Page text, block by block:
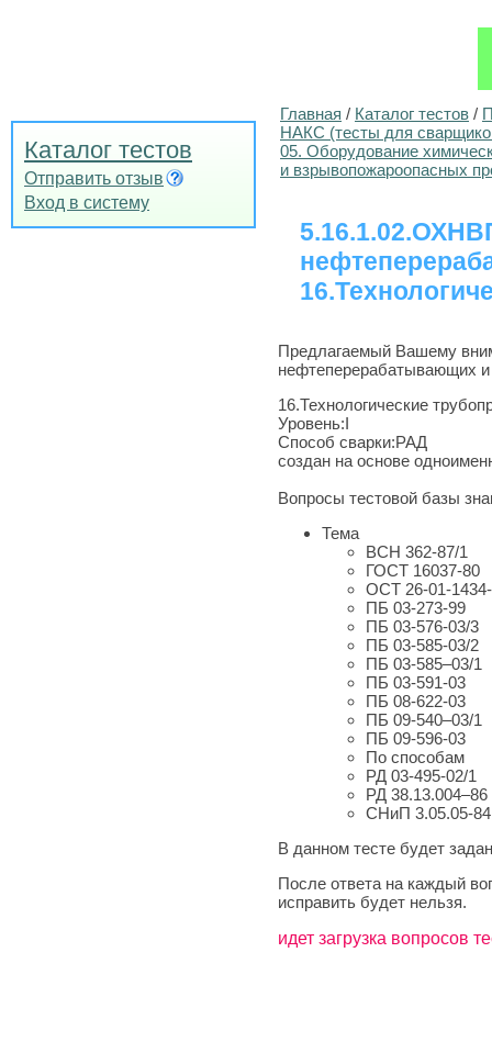
Каталог тестов
Отправить отзыв
Вход в систему
Главная / Каталог тестов /
НАКС (тесты для
05. Оборудование
и взрывопожароопасных
Предлагаемый Вашему
нефтеперерабатывающих
16.Технологические
Уровень:I
Способ сварки:РАД
создан на основе
Вопросы тестовой базы
Тема
ВСН 362-87/1
ГОСТ 16037-80
ОСТ 26-01-
ПБ 03-273-99
ПБ 03-576-03/3
ПБ 03-585-03/2
ПБ 03-585–03/1
ПБ 03-591-03
ПБ 08-622-03
ПБ 09-540–03/1
ПБ 09-596-03
По способам
РД 03-495-02/1
РД 38.13.004–86
СНиП 3.05.05-84
В данном тесте будет
После ответа на каждый
исправить будет нельзя.
идет загрузка вопросов